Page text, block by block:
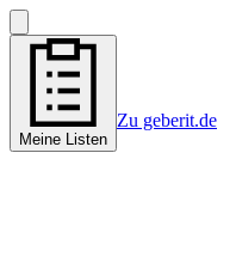
Meine Listen
Zu geberit.de